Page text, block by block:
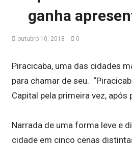
ganha
outubro 10, 2018 0
Piracicaba, uma das cidades
para chamar de seu.
Capital pela primeira vez, após
Narrada de uma forma leve e
cidade em cinco cenas